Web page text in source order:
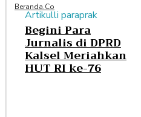
Beranda.co
Artikulli paraprak
Begini Para
Jurnalis di DPRD
Kalsel Meriahkan
HUT RI ke-76